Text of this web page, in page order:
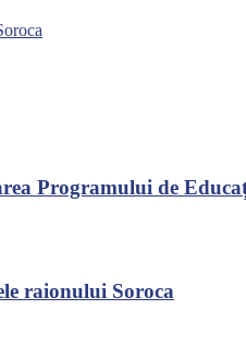
Programului de
raionului Soroca